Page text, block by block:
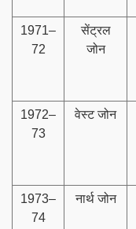
1971–
72
सेंट्रल
जोन
1972–
73
वेस्ट जोन
1973–
74
नार्थ जोन